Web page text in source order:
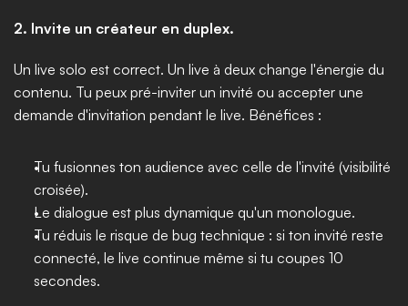
2. Invite un créateur en duplex.
Un live solo est correct. Un live à deux change l'énergie du
contenu. Tu peux pré-inviter un invité ou accepter une
demande d'invitation pendant le live. Bénéfices :
Tu fusionnes ton audience avec celle de l'invité (visibilité
croisée).
Le dialogue est plus dynamique qu'un monologue.
Tu réduis le risque de bug technique : si ton invité reste
connecté, le live continue même si tu coupes 10
secondes.